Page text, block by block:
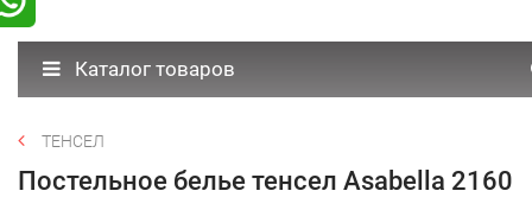
Каталог товаров
ТЕНСЕЛ
Постельное белье тенсел Asabella 2160